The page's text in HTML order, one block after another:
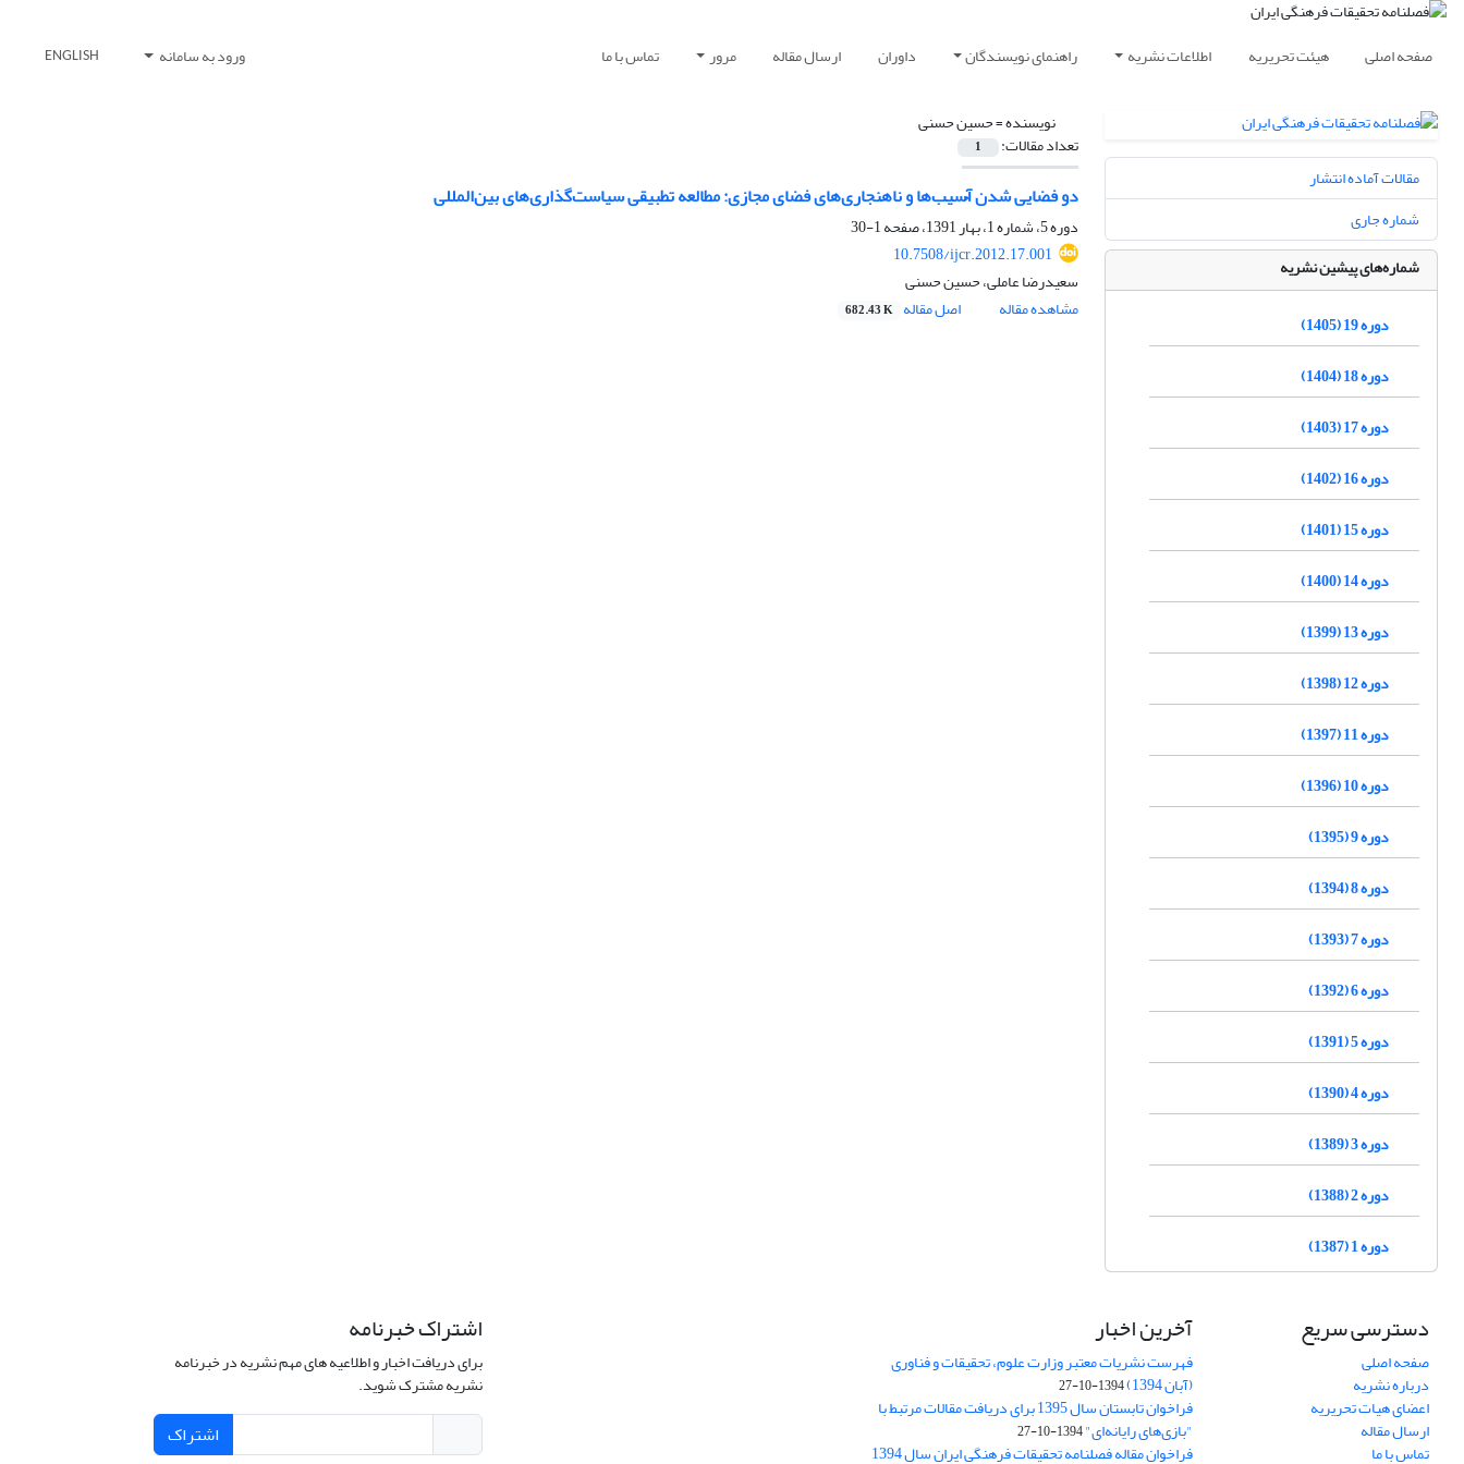
صفحه اصلی هیئت تحریریه اطلاعات نشریه راهنمای نویسندگان داوران ارسال مقاله مرور تماس با ما ورود به سامانه ENGLISH
نویسنده =حسین حسنی
تعداد مقالات: 1
دو فضایی شدن آُسیب‌ها و ناهنجاری‌های فضای مجازی: مطالعه تطبیقی سیاست‌گذاری‌های بین‌المللی
دوره 5، شماره 1، بهار 1391، صفحه
1-30
10.7508/ijcr.2012.17.001
سعیدرضا عاملی، حسین حسنی
مشاهده مقاله
اصل مقاله 682.43 K
مقالات آماده انتشار
شماره جاری
شماره‌های پیشین نشریه
دوره 19 (1405)
دوره 18 (1404)
دوره 17 (1403)
دوره 16 (1402)
دوره 15 (1401)
دوره 14 (1400)
دوره 13 (1399)
دوره 12 (1398)
دوره 11 (1397)
دوره 10 (1396)
دوره 9 (1395)
دوره 8 (1394)
دوره 7 (1393)
دوره 6 (1392)
دوره 5 (1391)
دوره 4 (1390)
دوره 3 (1389)
دوره 2 (1388)
دوره 1 (1387)
دسترسی سریع
صفحه اصلی
درباره نشریه
اعضای هیات تحریریه
ارسال مقاله
تماس با ما
آخرین اخبار
فهرست نشریات معتبر وزارت علوم، تحقیقات و فناوری
(آبان 1394) 1394-10-27
فراخوان تابستان سال 1395 برای دریافت مقالات مرتبط با
"بازی‌های رایانه‌ای"1394-10-27
فراخوان مقاله فصلنامه تحقیقات فرهنگی ایران سال 1394
اشتراک خبرنامه
برای دریافت اخبار و اطلاعیه های مهم نشریه در خبرنامه
نشریه مشترک شوید.
اشتراک